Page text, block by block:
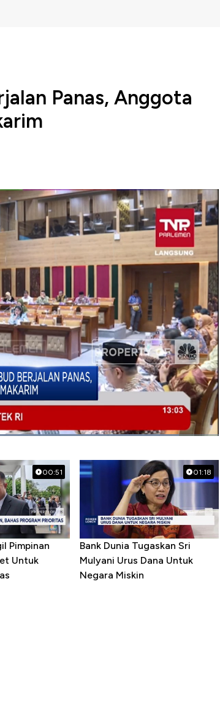
Panas, Anggota
X dan Mendikbud Ristek, Nadiem Makarim
memanas. Salah seorang anggota Komisi X
Bell CNBC Indonesia (Kamis, 06/06/2024)
00:51
Pimpinan
Untuk
01:18
Bank Dunia Tugaskan Sri
Mulyani Urus Dana Untuk
Negara Miskin